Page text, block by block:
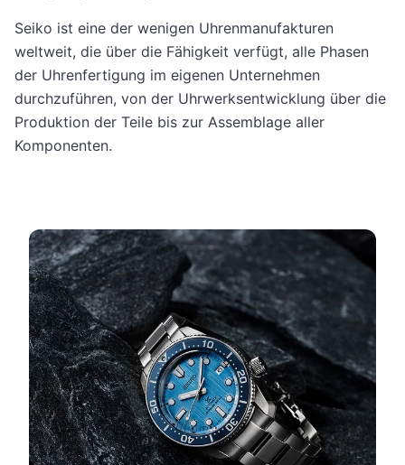
Seiko ist eine der wenigen Uhrenmanufakturen
weltweit, die über die Fähigkeit verfügt, alle Phasen
der Uhrenfertigung im eigenen Unternehmen
durchzuführen, von der Uhrwerksentwicklung über die
Produktion der Teile bis zur Assemblage aller
Komponenten.